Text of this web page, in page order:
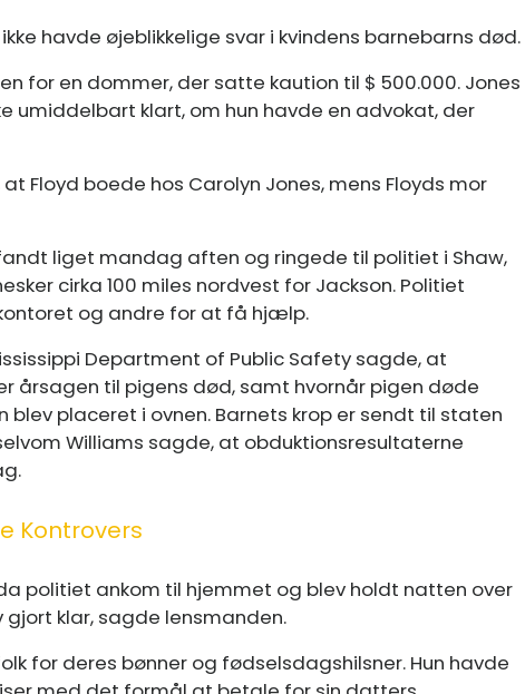
havde øjeblikkelige svar i kvindens barnebarns død.
for en dommer, der satte kaution til $ 500.000. Jones
umiddelbart klart, om hun havde en advokat, der
Floyd boede hos Carolyn Jones, mens Floyds mor
liget mandag aften og ringede til politiet i Shaw,
cirka 100 miles nordvest for Jackson. Politiet
og andre for at få hjælp.
Department of Public Safety sagde, at
årsagen til pigens død, samt hvornår pigen døde
placeret i ovnen. Barnets krop er sendt til staten
Williams sagde, at obduktionsresultaterne
Kontrovers
politiet ankom til hjemmet og blev holdt natten over
klar, sagde lensmanden.
for deres bønner og fødselsdagshilsner. Hun havde